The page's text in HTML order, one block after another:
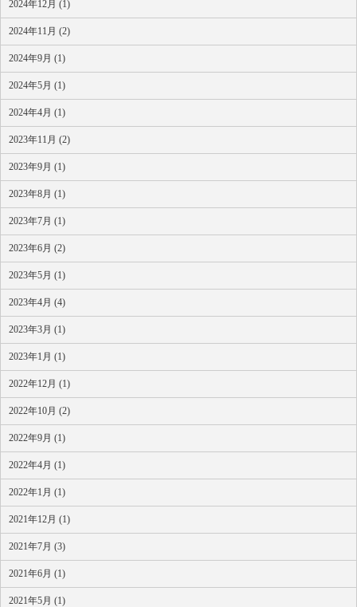
2024年12月 (1)
2024年11月 (2)
2024年9月 (1)
2024年5月 (1)
2024年4月 (1)
2023年11月 (2)
2023年9月 (1)
2023年8月 (1)
2023年7月 (1)
2023年6月 (2)
2023年5月 (1)
2023年4月 (4)
2023年3月 (1)
2023年1月 (1)
2022年12月 (1)
2022年10月 (2)
2022年9月 (1)
2022年4月 (1)
2022年1月 (1)
2021年12月 (1)
2021年7月 (3)
2021年6月 (1)
2021年5月 (1)